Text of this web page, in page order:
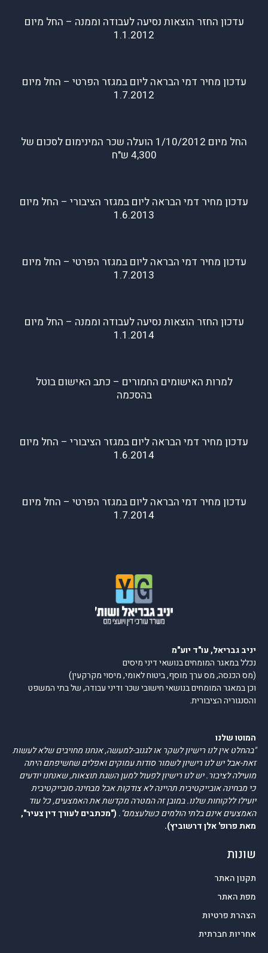
עדכון החזר הוצאות נסיעה לעבודה וממנה – החל מיום
1.1.2012
עדכון מחיר דמי הבראה ליום במגזר הפרטי – החל מיום
1.7.2012
החל מיום 1/10/2012 הועלה שכר המינימום לסכום של
4,300 ש"ח
עדכון מחיר דמי הבראה ליום במגזר הציבורי – החל מיום
1.6.2013
עדכון מחיר דמי הבראה ליום במגזר הפרטי – החל מיום
1.7.2013
עדכון החזר הוצאות נסיעה לעבודה וממנה – החל מיום
1.1.2014
למרות האישומים החמורים – כתב האישום בוטל
בהסכמה
עדכון מחיר דמי הבראה ליום במגזר הציבורי – החל מיום
1.6.2014
עדכון מחיר דמי הבראה ליום במגזר הפרטי – החל מיום
1.7.2014
יניב גבריאל, עו"ד יוע"מ
נכלל במאגר המומחים בנושאי דיני מיסים
(מס הכנסה, מס ערך מוסף, ביטוח לאומי, מיסוי מקרקעין)
וכן במאגר המומחים בנושאי חישובי שכר ודיני עבודה, של בתי המשפט
והסנגוריה הציבורית.
המוטו שלנו
"בהחלט אין לנו רישיון לשקר או לגנוב-למעשה, אנחנו מחויבים שלא לעשות
זאת-אבל יש לנו רישיון לשמור סודות עמוקים ואפלים שחשיפתם היתה
מועילה לציבור. יש לנו רישיון לפעול למען השגת תוצאות, שאנחנו יודעים
כי מבחינה אובייקטיבית תהיינה לא צודקות אבל מבחינה סובייקטיבית
יועילו ללקוחות שלנו. במובן זה המטרה מקדשת את האמצעים, כל עוד
האמצעים אינם בלתי הולמים כשלעצמם". ("מכתבים לעורך דין צעיר",
מאת פרופ' אלן דרשוביץ).
שונות
תקנון האתר
מפת האתר
הצהרת פרטיות
אחריות חברתית